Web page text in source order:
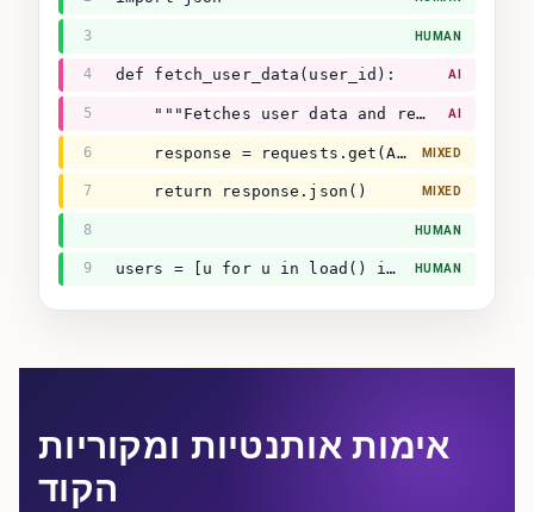
3 HUMAN
4 def fetch_user_data(user_id): AI
5
    """Fetches user data and returns dict."""
AI
6
    response = requests.get(API + user_id)
MIXED
7
    return response.json()
MIXED
8 HUMAN
9 users = [u for u in load() if u.active] HUMAN
אימות אותנטיות ומקוריות
הקוד